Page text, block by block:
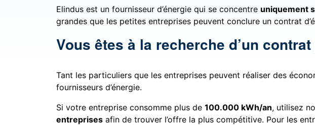
Elindus est un fournisseur d’énergie qui se concentre uniquement
grandes que les petites entreprises peuvent conclure un contrat
Vous êtes à la recherche d’un
Tant les particuliers que les entreprises peuvent réaliser des
fournisseurs d’énergie.
Si votre entreprise consomme plus de 100.000 kWh/an, utilisez
entreprises afin de trouver l’offre la plus compétitive. Pour les